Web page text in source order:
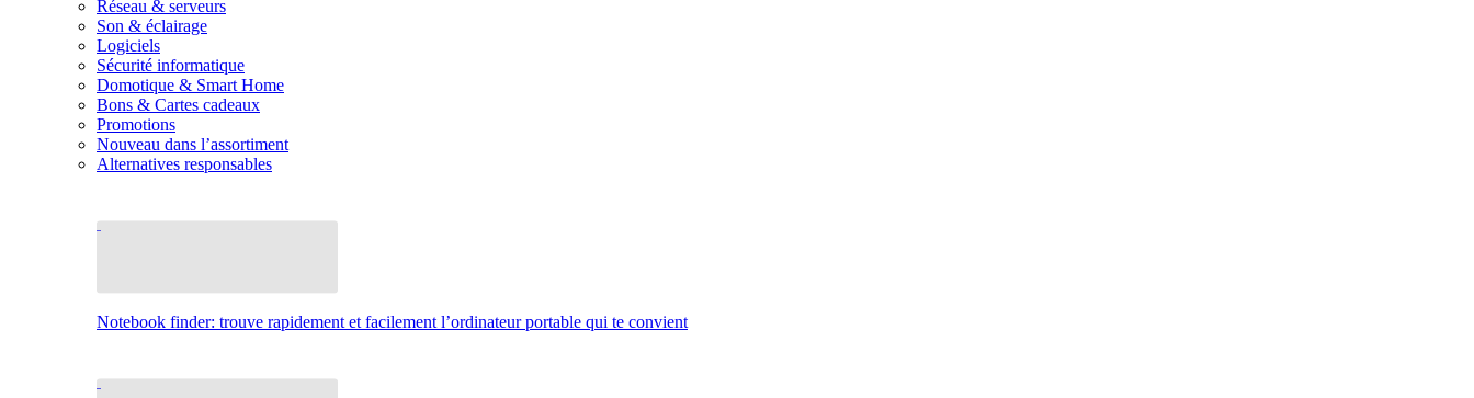
Réseau & serveurs
Son & éclairage
Logiciels
Sécurité informatique
Domotique & Smart Home
Bons & Cartes cadeaux
Promotions
Nouveau dans l’assortiment
Alternatives responsables
Notebook finder: trouve rapidement et facilement l’ordinateur portable qui te convient